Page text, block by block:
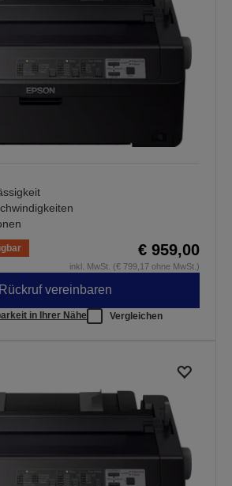
€ 959,00
inkl. MwSt. (€ 799,17 ohne MwSt.)
Rückruf vereinbaren
in Ihrer Nähe Vergleichen